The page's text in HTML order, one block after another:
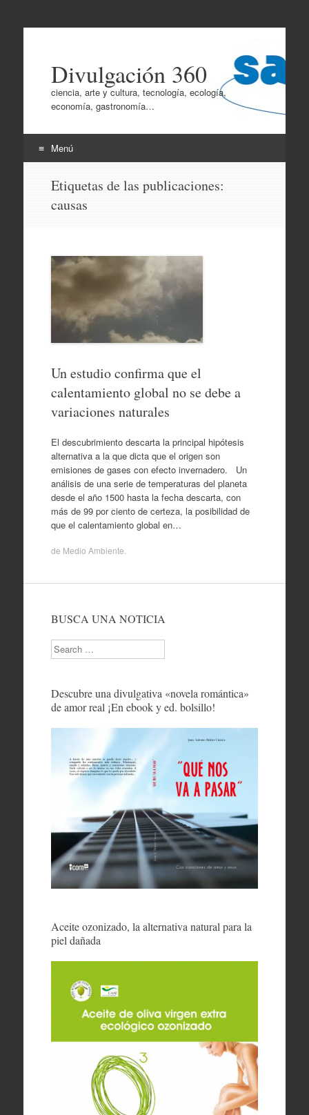
Divulgación 360
ciencia, arte y cultura, tecnología, ecología,
economía, gastronomía…
Menú
contenido
Etiquetas de las publicaciones:
causas
Un estudio confirma que el
calentamiento global no se debe a
variaciones naturales
El descubrimiento descarta la principal hipótesis
alternativa a la que dicta que el origen son
emisiones de gases con efecto invernadero. Un
análisis de una serie de temperaturas del planeta
desde el año 1500 hasta la fecha descarta, con
más de 99 por ciento de certeza, la posibilidad de
que el calentamiento global en…
de Medio Ambiente
BUSCA UNA NOTICIA
Search
Descubre una divulgativa «novela romántica»
de amor real ¡En ebook y ed. bolsillo!
Aceite ozonizado, la alternativa natural para la
piel dañada